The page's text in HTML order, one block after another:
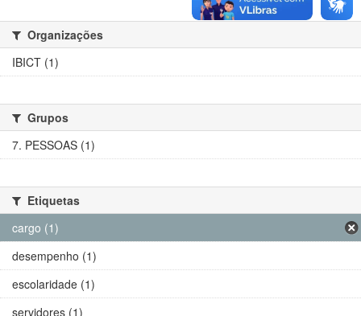
Organizações
IBICT (1)
Grupos
7. PESSOAS (1)
Etiquetas
cargo (1)
desempenho (1)
escolaridade (1)
servidores (1)